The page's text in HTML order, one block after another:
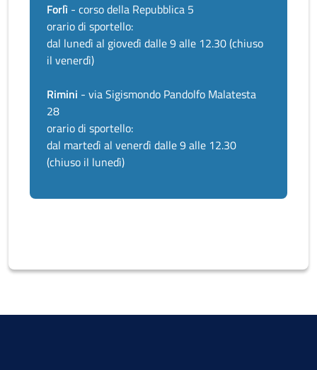
Forlì - corso della Repubblica 5
orario di sportello:
dal lunedì al giovedì dalle 9 alle 12.30 (chiuso
il venerdì)
Rimini - via Sigismondo Pandolfo Malatesta
28
orario di sportello:
dal martedì al venerdì dalle 9 alle 12.30
(chiuso il lunedì)